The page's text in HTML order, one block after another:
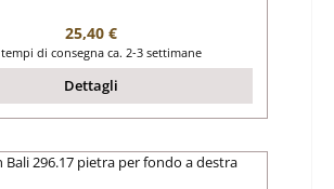
Prezzo normale:
25,40 €
tempi di consegna ca. 2-3 settimane
Dettagli